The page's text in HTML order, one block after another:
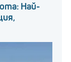
Най-